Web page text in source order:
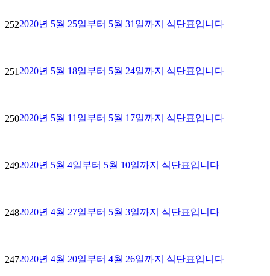
2522020년 5월 25일부터 5월 31일까지 식단표입니다
251 2020년 5월 18일부터 5월 24일까지 식단표입니다
2502020년 5월 11일부터 5월 17일까지 식단표입니다
2492020년 5월 4일부터 5월 10일까지 식단표입니다
2482020년 4월 27일부터 5월 3일까지 식단표입니다
2472020년 4월 20일부터 4월 26일까지 식단표입니다